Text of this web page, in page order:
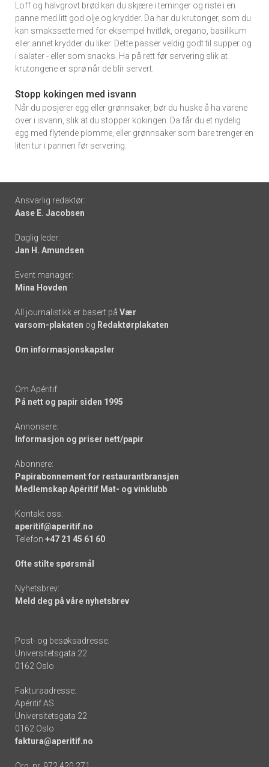
Loff og halvgrovt brød kan du skjære i terninger og riste i en
panne med litt god olje og krydder. Da har du krutonger, som du
kan smakssette med for eksempel hvitløk, oregano, basilikum
eller annet krydder du liker. Dette passer veldig godt til supper og
i salater - eller som snacks. Ha på rett før servering slik at
krutongene er sprø når de blir servert.
Stopp kokingen med isvann
Når du posjerer egg eller grønnsaker, bør du huske å ha varene
over i isvann, slik at du stopper kokingen. Da får du et nydelig
egg med flytende plomme, eller grønnsaker som bare trenger en
liten tur i pannen før servering.
Footer
-
links
Ansvarlig redaktør:
Aase E. Jacobsen
Daglig leder:
Jan H. Amundsen
Event manager:
Mina Hovden
All journalistikk er basert på Vær
varsom-plakaten og Redaktørplakaten
Om informasjonskapsler
Om Apéritif:
På nett og papir siden 1995
Annonsere:
Informasjon og priser nett/papir
Abonnere:
Papirabonnement for restaurantbransjen
Medlemskap Apéritif Mat- og vinklubb
Kontakt oss:
aperitif@aperitif.no
Telefon +47 21 45 61 60
Ofte stilte spørsmål
Nyhetsbrev:
Meld deg på våre nyhetsbrev
Post- og besøksadresse:
Universitetsgata 22
0162 Oslo
Fakturaadresse:
Apéritif AS
Universitetsgata 22
0162 Oslo
faktura@aperitif.no